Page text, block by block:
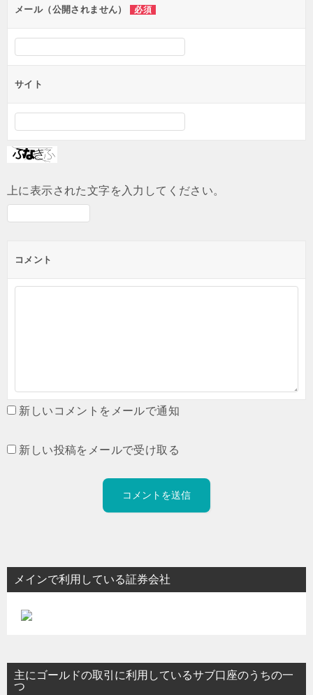
ンメール（公開されません） 必須
サイト
上に表示された文字を入力してください。
コメント
新しいコメントをメールで通知
新しい投稿をメールで受け取る
メインで利用している証券会社
主にゴールドの取引に利用しているサブ口座のうちの一
つ